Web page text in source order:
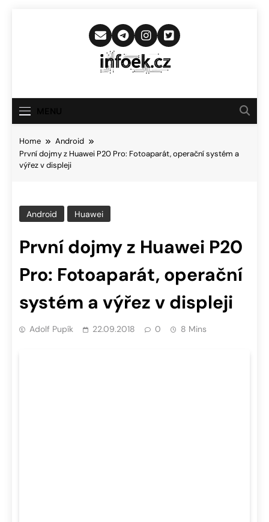
Infoek.cz
Novinkám
Home
Android
První dojmy z Huawei P20 Pro: Fotoaparát, operační systém a
výřez v displeji
Android Huawei
První dojmy z Huawei P20
Pro: Fotoaparát, operační
systém a výřez v displeji
Adolf Pupík 22.09.2018 0 8 Mins